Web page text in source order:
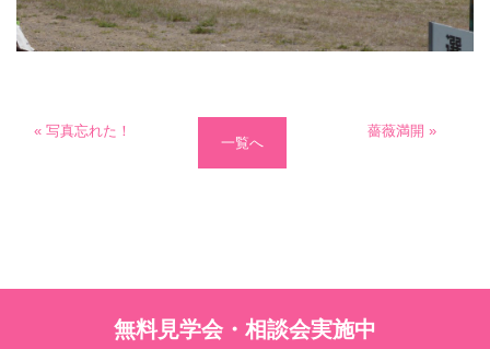
« 写真忘れた！
一覧へ
薔薇満開 »
無料見学会・相談会実施中